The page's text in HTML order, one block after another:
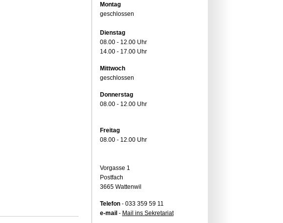
Montag
geschlossen
Dienstag
08.00 - 12.00 Uhr
14.00 - 17.00 Uhr
Mittwoch
geschlossen
Donnerstag
08.00 - 12.00 Uhr
Freitag
08.00 - 12.00 Uhr
Vorgasse 1
Postfach
3665 Wattenwil
Telefon- 033 359 59 11
e-mail - Mail ins Sekretariat